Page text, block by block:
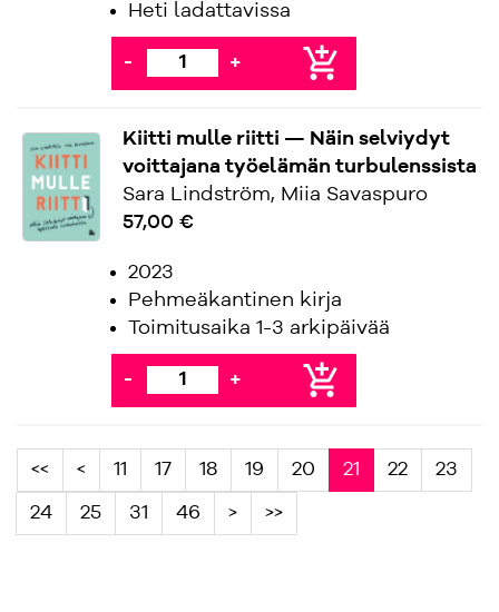
Heti ladattavissa
- + add_shopping_cart
Kiitti mulle riitti — Näin selviydyt
voittajana työelämän turbulenssista
Sara Lindström, Miia Savaspuro
57,00 €
2023
Pehmeäkantinen kirja
Toimitusaika 1-3 arkipäivää
- + add_shopping_cart
<< < 11 17 18 19 20 21 22 23
24 25 31 46 > >>